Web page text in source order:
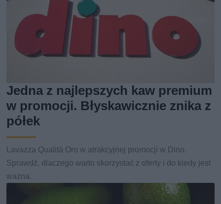
Jedna z najlepszych kaw premium
w promocji. Błyskawicznie znika z
półek
Lavazza Qualità Oro w atrakcyjnej promocji w Dino.
Sprawdź, dlaczego warto skorzystać z oferty i do kiedy jest
ważna.